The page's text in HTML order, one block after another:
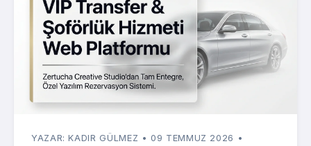
YAZAR: KADIR GÜLMEZ • 09 TEMMUZ 2026 •